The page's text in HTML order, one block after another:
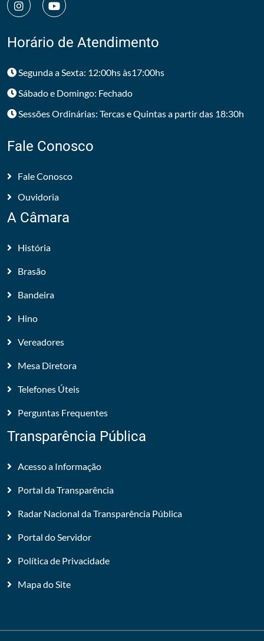
Horário de Atendimento
Segunda a Sexta: 12:00hs às17:00hs
Sábado e Domingo: Fechado
Sessões Ordinárias: Tercas e Quintas a partir das 18:30h
Fale Conosco
Fale Conosco
Ouvidoria
A Câmara
História
Brasão
Bandeira
Hino
Vereadores
Mesa Diretora
Telefones Úteis
Perguntas Frequentes
Transparência Pública
Acesso a Informação
Portal da Transparência
Radar Nacional da Transparência Pública
Portal do Servidor
Política de Privacidade
Mapa do Site